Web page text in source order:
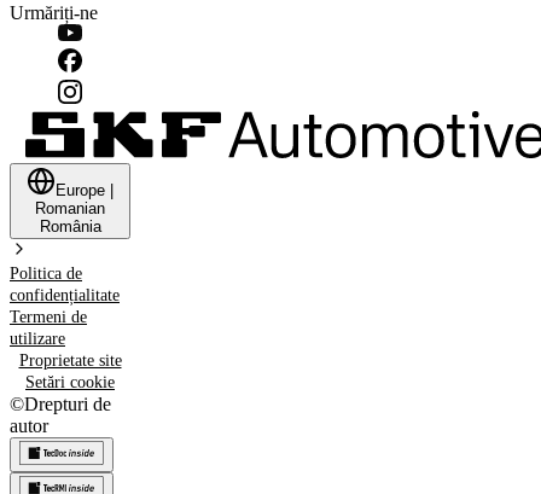
Urmăriți-ne
Europe
Romanian
România
Politica de
confidențialitate
Termeni de
utilizare
Proprietate site
Setări cookie
©Drepturi de
autor